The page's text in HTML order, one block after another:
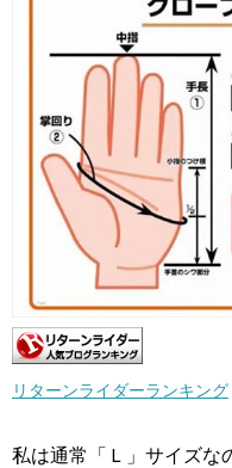
リターンライダーランキング
私は通常「Ｌ」サイズな